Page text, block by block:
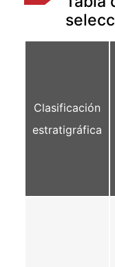
Clasificación
estratigráfica